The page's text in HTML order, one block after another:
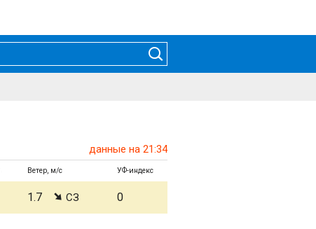
данные на 21:34
Ветер, м/с УФ-индекс
1.7 СЗ 0